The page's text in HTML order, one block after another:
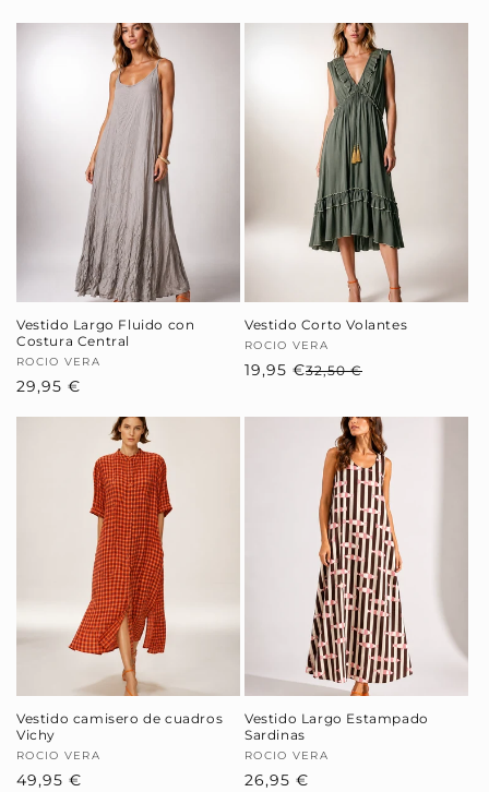
Vestido Largo Fluido con
Costura Central
Proveedor:
ROCIO VERA
Precio
29,95 €
Vestido Corto Volantes
Proveedor:
ROCIO VERA
32,50 €
oferta
19,95 €
Vestido camisero de cuadros
Vichy
Proveedor:
ROCIO VERA
Precio
49,95 €
Vestido Largo Estampado
Sardinas
Proveedor:
ROCIO VERA
Precio
26,95 €